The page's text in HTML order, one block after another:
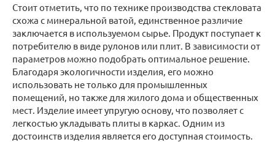
Стоит отметить, что по технике производства стекловата
схожа с минеральной ватой, единственное различие
заключается в используемом сырье. Продукт поступает к
потребителю в виде рулонов или плит. В зависимости от
параметров можно подобрать оптимальное решение.
Благодаря экологичности изделия, его можно
использовать не только для промышленных
помещений, но также для жилого дома и общественных
мест. Изделие имеет упругую основу, что позволяет с
легкостью укладывать плиты в каркас. Одним из
достоинств изделия является его доступная стоимость.